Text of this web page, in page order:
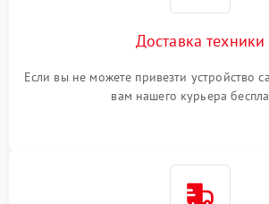
Доставка техники
Если вы не можете привезти устройство
вам нашего курьера